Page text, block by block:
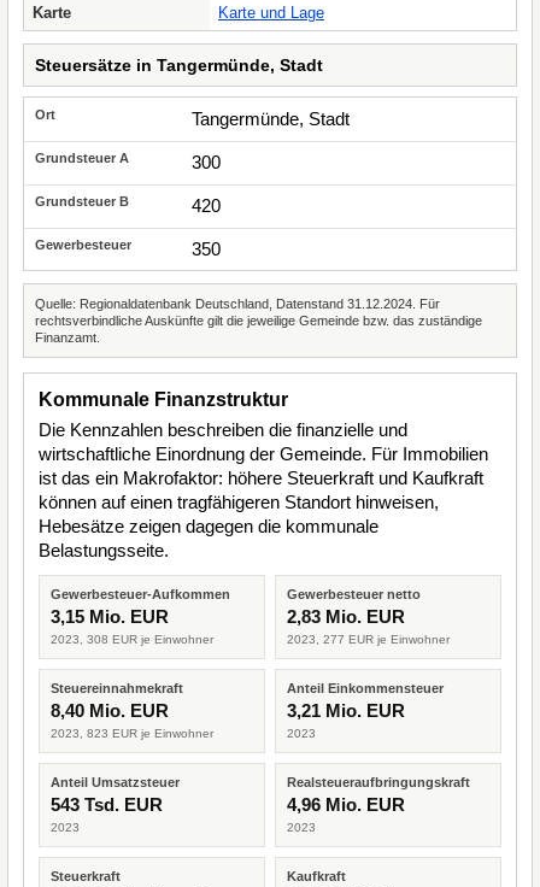
Karte
Karte und Lage
Steuersätze in Tangermünde, Stadt
Tangermünde, Stadt
300
420
350
Quelle: Regionaldatenbank Deutschland, Datenstand 31.12.2024. Für
rechtsverbindliche Auskünfte gilt die jeweilige Gemeinde bzw. das zuständige
Finanzamt.
Kommunale Finanzstruktur
Die Kennzahlen beschreiben die finanzielle und
wirtschaftliche Einordnung der Gemeinde. Für Immobilien
ist das ein Makrofaktor: höhere Steuerkraft und Kaufkraft
können auf einen tragfähigeren Standort hinweisen,
Hebesätze zeigen dagegen die kommunale
Belastungsseite.
Gewerbesteuer-Aufkommen
3,15 Mio. EUR
2023, 308 EUR je Einwohner
Gewerbesteuer netto
2,83 Mio. EUR
2023, 277 EUR je Einwohner
Steuereinnahmekraft
8,40 Mio. EUR
2023, 823 EUR je Einwohner
Anteil Einkommensteuer
3,21 Mio. EUR
2023
Anteil Umsatzsteuer
543 Tsd. EUR
2023
Realsteueraufbringungskraft
4,96 Mio. EUR
2023
Steuerkraft Kaufkraft